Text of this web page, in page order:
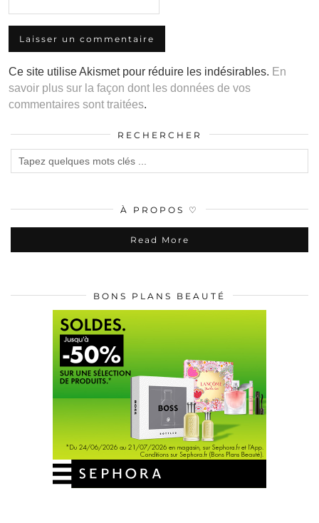
Ce site utilise Akismet pour réduire les indésirables. En
savoir plus sur la façon dont les données de vos
commentaires sont traitées.
RECHERCHER
À PROPOS ♡
Read More
BONS PLANS BEAUTÉ